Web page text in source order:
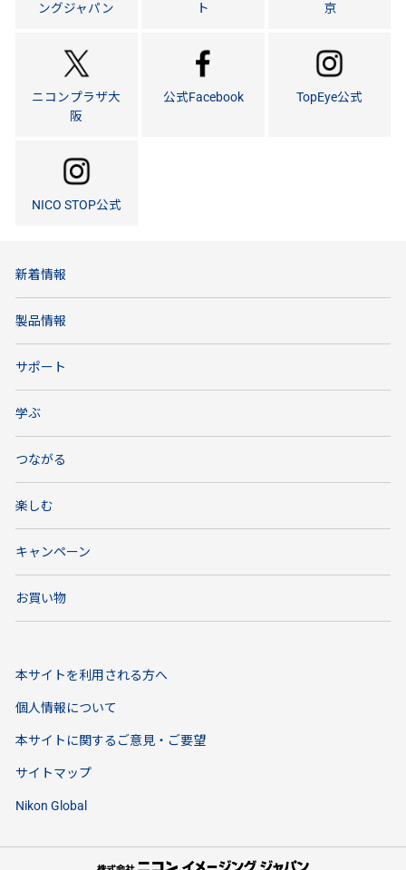
ングジャパン
ト
京
ニコンプラザ大
阪
公式Facebook TopEye公式
NICO STOP公式
新着情報
製品情報
サポート
学ぶ
つながる
楽しむ
キャンペーン
お買い物
本サイトを利用される方へ
個人情報について
本サイトに関するご意見・ご要望
サイトマップ
Nikon Global